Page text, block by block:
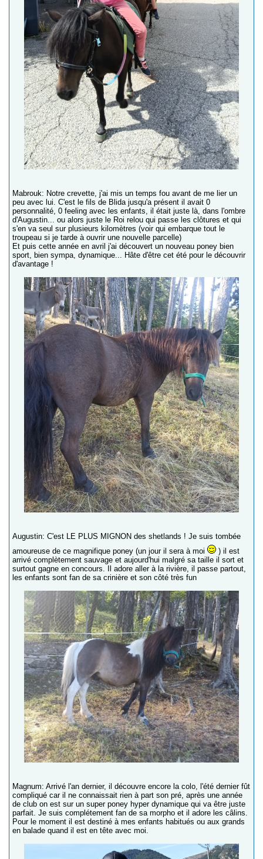
Mabrouk: Notre crevette, j'ai mis un temps fou avant de me lier un
peu avec lui. C'est le fils de Blida jusqu'a présent il avait 0
personnalité, 0 feeling avec les enfants, il était juste là, dans l'ombre
d'Augustin... ou alors juste le Roi relou qui passe les clôtures et qui
s'en va seul sur plusieurs kilomètres (voir qui embarque tout le
troupeau si je tarde à ouvrir une nouvelle parcelle)
Et puis cette année en avril j'ai découvert un nouveau poney bien
sport, bien sympa, dynamique... Hâte d'être cet été pour le découvrir
d'avantage !
Augustin: C'est LE PLUS MIGNON des shetlands ! Je suis tombée
amoureuse de ce magnifique poney (un jour il sera à moi
) il est
arrivé complètement sauvage et aujourd'hui malgré sa taille il sort et
surtout gagne en concours. Il adore aller à la rivière, il passe partout,
les enfants sont fan de sa crinière et son côté très fun
Magnum: Arrivé l'an dernier, il découvre encore la colo, l'été dernier fût
compliqué car il ne connaissait rien à part son pré, après une année
de club on est sur un super poney hyper dynamique qui va être juste
parfait. Je suis complétement fan de sa morpho et il adore les câlins.
Pour le moment il est destiné à mes enfants habitués ou aux grands
en balade quand il est en tête avec moi.